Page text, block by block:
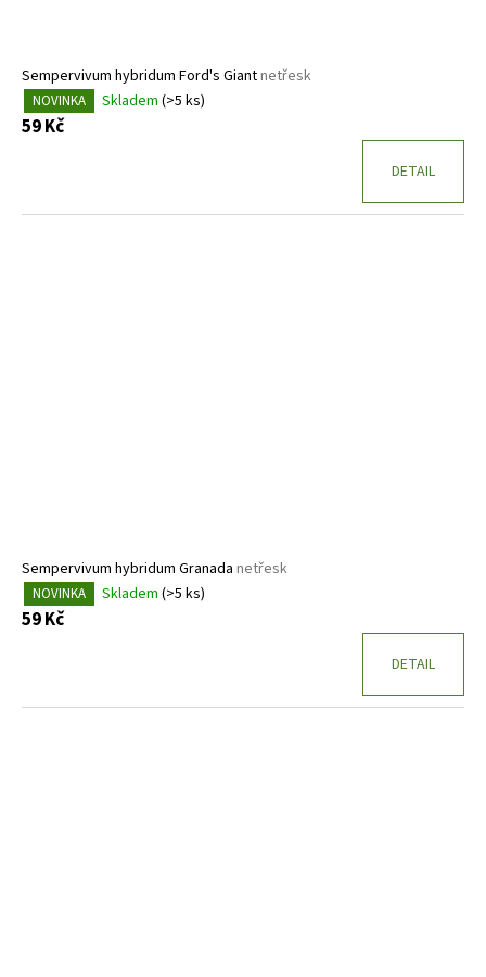
Sempervivum hybridum Ford's Giantnetřesk
NOVINKA Skladem (>5 ks)
59 Kč
DETAIL
Sempervivum hybridum Granada netřesk
NOVINKA Skladem (>5 ks)
59 Kč
DETAIL